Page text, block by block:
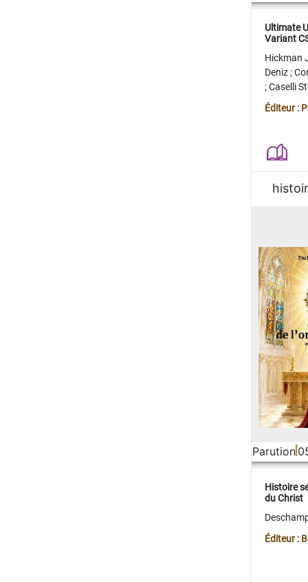
Ultimate
Variant
Hickman
Deniz;
;Caselli
Juan
Éditeur :
Parution
Histoire
du Christ
Éditeur :